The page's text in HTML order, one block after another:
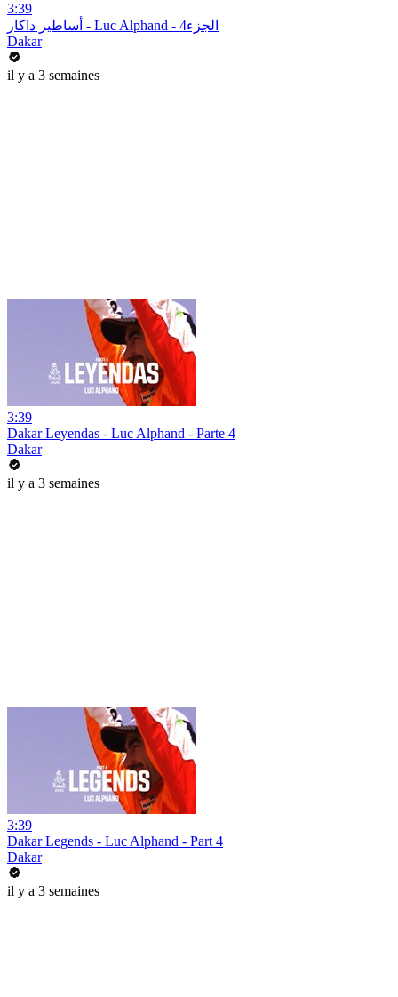
3:39
أساطير داكار - Luc Alphand - 4الجزء
Dakar
il y a 3 semaines
3:39
Dakar Leyendas - Luc Alphand - Parte 4
Dakar
il y a 3 semaines
3:39
Dakar Legends - Luc Alphand - Part 4
Dakar
il y a 3 semaines